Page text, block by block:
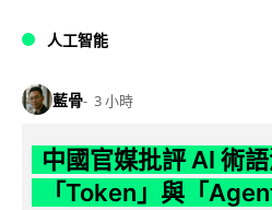
人工智能
藍骨 3 小時
中國官媒批評 AI 術
「Token」與「